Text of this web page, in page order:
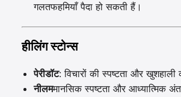
गलतफहमियाँ पैदा हो सकती हैं।
हीलिंग स्टोन्स
पेरीडॉट: विचारों की स्पष्टता और खुशहाली
नीलममानसिक स्पष्टता और आध्यात्मिक